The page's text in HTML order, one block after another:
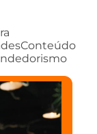
Conteúdo